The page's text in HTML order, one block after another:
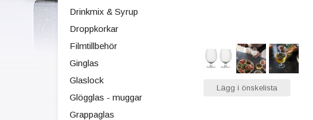
Drinkmix & Syrup
Droppkorkar
Filmtillbehör
Ginglas
Glaslock
Glögglas - muggar
Grappaglas
Lägg i önskelista